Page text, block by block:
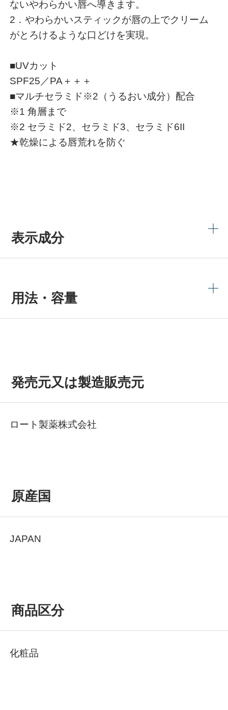
ないやわらかい唇へ導きます。
2．やわらかいスティックが唇の上でクリーム
がとろけるような口どけを実現。
■UVカット
SPF25／PA＋＋＋
■マルチセラミド※2（うるおい成分）配合
※1 角層まで
※2 セラミド2、セラミド3、セラミド6II
★乾燥による唇荒れを防ぐ
表示成分
用法・容量
発売元又は製造販売元
ロート製薬株式会社
原産国
JAPAN
商品区分
化粧品